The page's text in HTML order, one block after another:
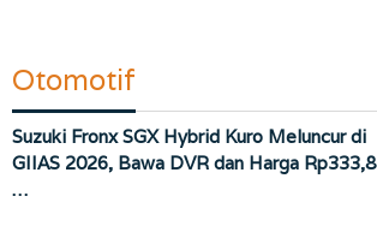
Otomotif
Suzuki Fronx SGX Hybrid Kuro Meluncur di
GIIAS 2026, Bawa DVR dan Harga Rp333,8
…